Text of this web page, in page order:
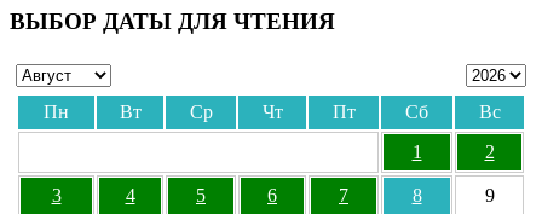
ВЫБОР ДАТЫ ДЛЯ ЧТЕНИЯ
Пн Вт Ср Чт Пт Сб
Вс
1
2
3 4 5 6 7 8 9